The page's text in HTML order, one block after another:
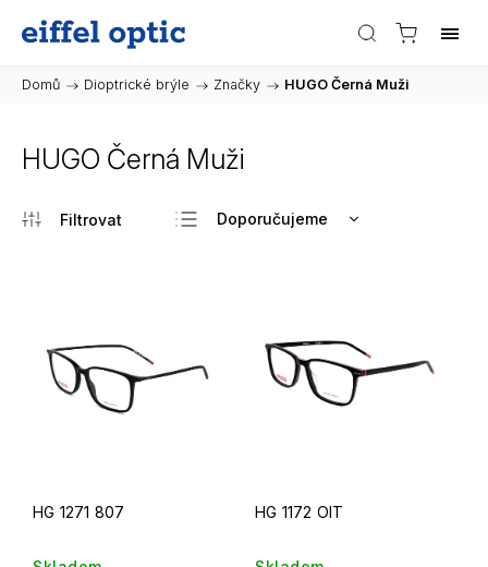
Domů / Dioptrické brýle / Značky / HUGO Černá Muži
HUGO Černá Muži
Doporučujeme
Abecedně
HG 1271 807 HG 1172 OIT